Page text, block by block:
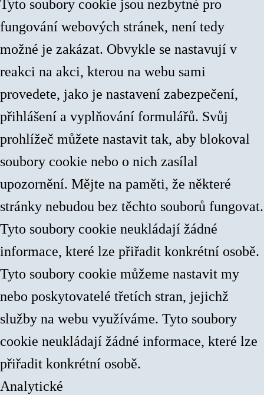
Tyto soubory cookie jsou nezbytné pro
fungování webových stránek, není tedy
možné je zakázat. Obvykle se nastavují v
reakci na akci, kterou na webu sami
provedete, jako je nastavení zabezpečení,
přihlášení a vyplňování formulářů. Svůj
prohlížeč můžete nastavit tak, aby blokoval
soubory cookie nebo o nich zasílal
upozornění. Mějte na paměti, že některé
stránky nebudou bez těchto souborů fungovat.
Tyto soubory cookie neukládají žádné
informace, které lze přiřadit konkrétní osobě.
Tyto soubory cookie můžeme nastavit my
nebo poskytovatelé třetích stran, jejichž
služby na webu využíváme. Tyto soubory
cookie neukládají žádné informace, které lze
přiřadit konkrétní osobě.
Analytické